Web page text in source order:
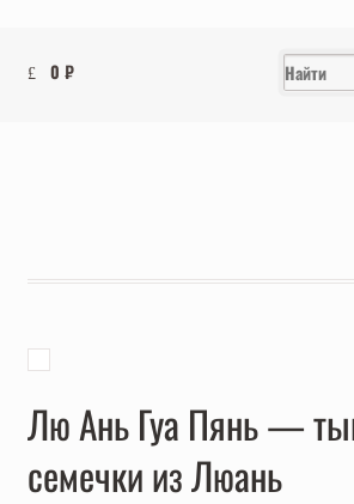
0₽
Лю Ань Гуа Пянь —
семечки из Люань